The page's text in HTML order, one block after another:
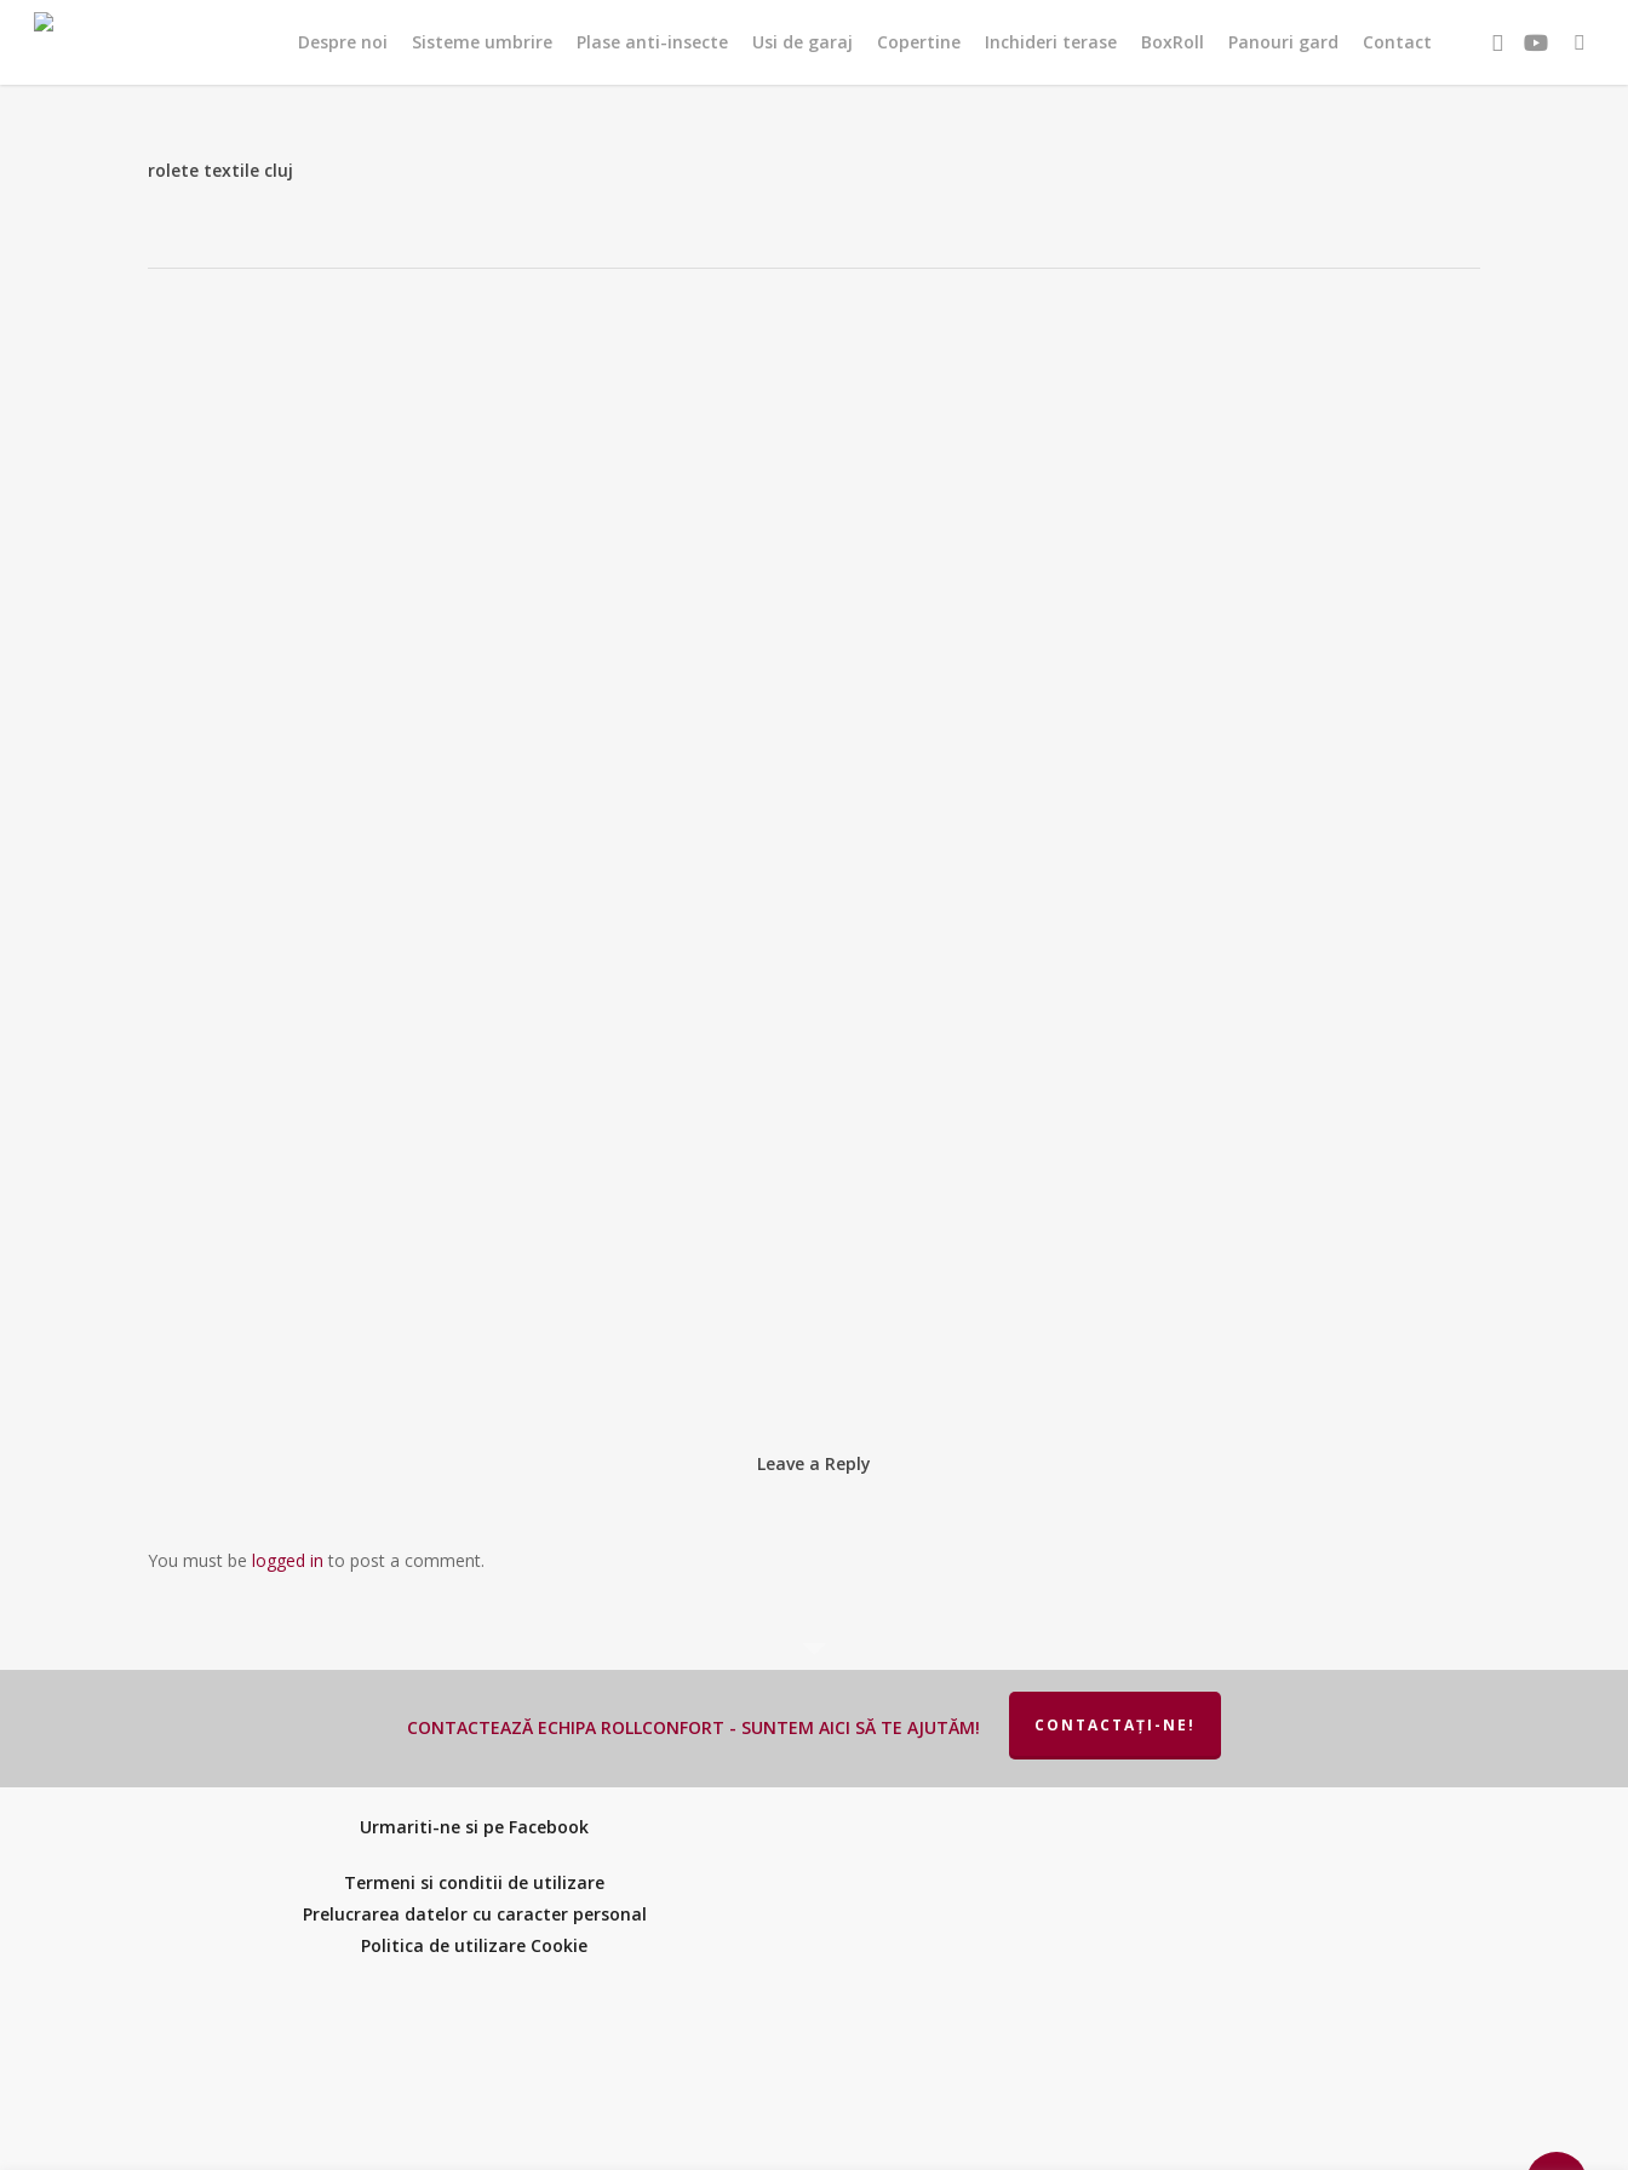
Despre noi Sisteme umbrire Plase anti-insecte Usi de garaj Copertine Inchideri terase BoxRoll Panouri gard Contact facebookyoutubetiktok
rolete textile cluj
Leave a Reply
You must be logged in to post a comment.
CONTACTEAZĂ ECHIPA ROLLCONFORT - SUNTEM AICI SĂ TE AJUTĂM! CONTACTAȚI-NE!
Urmariti-ne si pe Facebook
Termeni si conditii de utilizare
Prelucrarea datelor cu caracter personal
Politica de utilizare Cookie